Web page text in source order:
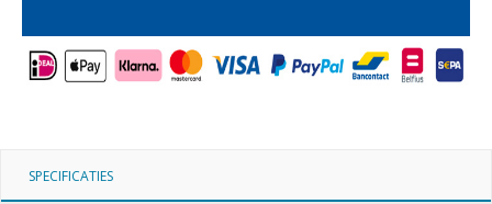
SPECIFICATIES